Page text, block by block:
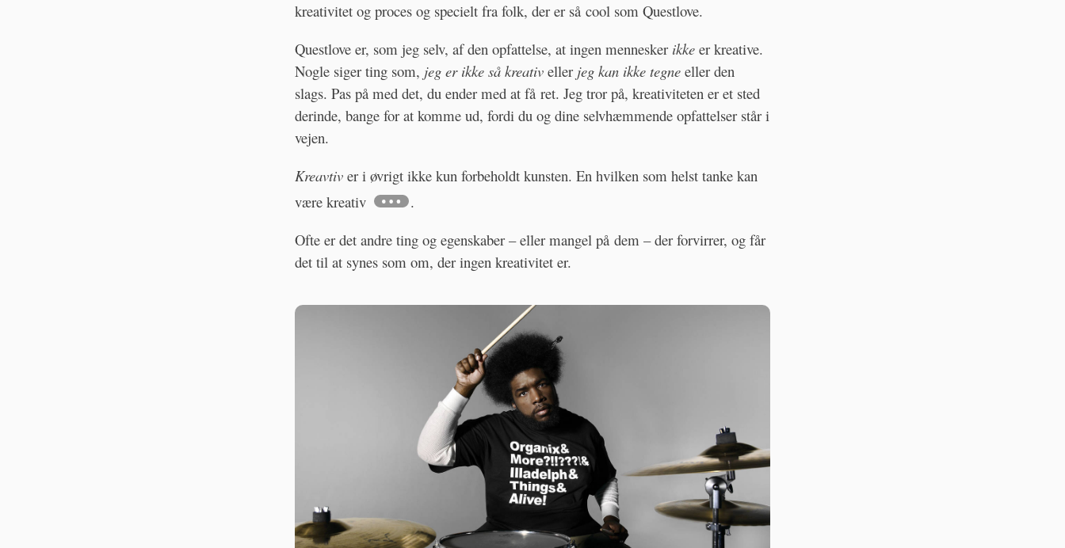
kreativitet og proces og specielt fra folk, der er så cool som Questlove.
Questlove er, som jeg selv, af den opfattelse, at ingen mennesker ikke er kreative.
Nogle siger ting som, jeg er ikke så kreativ eller jeg kan ikke tegne eller den
slags. Pas på med det, du ender med at få ret. Jeg tror på, kreativiteten er et sted
derinde, bange for at komme ud, fordi du og dine selvhæmmende opfattelser står i
vejen.
Kreavtiv er i øvrigt ikke kun forbeholdt kunsten. En hvilken som helst tanke kan
være kreativ
.
Ofte er det andre ting og egenskaber – eller mangel på dem – der forvirrer, og får
det til at synes som om, der ingen kreativitet er.